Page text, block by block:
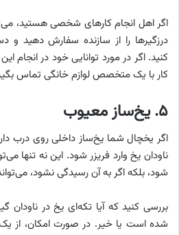
اگر اهل انجام کارهای شخصی هستید،
درزگیرها را از سازنده سفارش دهید و
کنید. اگر در مورد توانایی خود در انجام
کار با یک متخصص لوازم خانگی تماس
۵. یخ‌ساز معیوب
اگر یخچال شما یخ‌ساز داخلی روی درب
ناودان یخ وارد فریزر شود. این نه تنها
شود، بلکه اگر به آن رسیدگی نشود،
بررسی کنید که آیا تکه‌ای یخ در
شده است یا خیر. در صورت امکان، از یک